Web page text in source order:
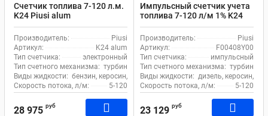
Счетчик топлива 7-120 л.м.
K24 Piusi alum
Производитель:
Piusi
Артикул:
K24 alum
Тип счетчика:
электронный
Тип счетного механизма: турбина
Виды жидкости: бензин, керосин, дизель
Скорость потока, л/м:
5-120
28 975 руб
Импульсный счетчик учета
топлива 7-120 л/м 1% K24
ATEX/IECEX Piusi Pulser
F00408Y00
Производитель:
Piusi
Артикул:
F00408Y00
Тип счетчика:
импульсный
Тип счетного механизма: турбина
Виды жидкости: дизель, керосин,
Скорость потока, л/м:
5-120
23 129 руб